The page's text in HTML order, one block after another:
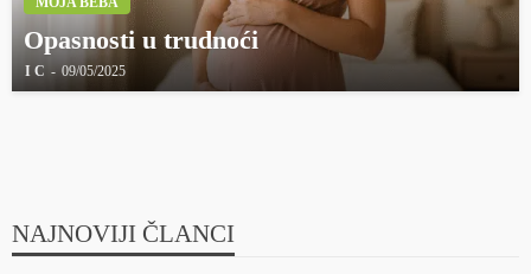
Opasnosti u trudnoći
I C 09/05/2025
NAJNOVIJI ČLANCI